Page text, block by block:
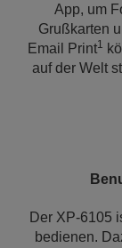
App, um
Grußkarten
Email Print1
auf der Welt
Der XP-6105
bedienen.